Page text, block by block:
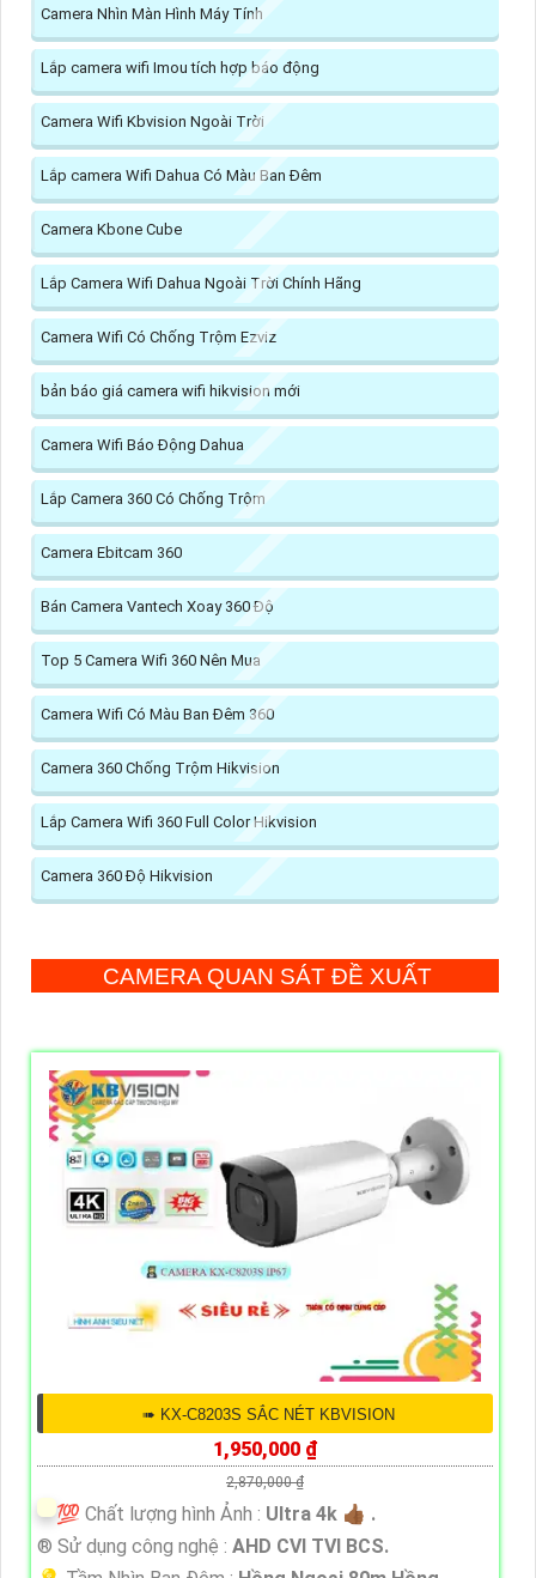
Camera Nhìn Màn Hình Máy Tính
Lắp camera wifi Imou tích hợp báo động
Camera Wifi Kbvision Ngoài Trời
Lắp camera Wifi Dahua Có Màu Ban Đêm
Camera Kbone Cube
Lắp Camera Wifi Dahua Ngoài Trời Chính Hãng
Camera Wifi Có Chống Trộm Ezviz
bản báo giá camera wifi hikvision mới
Camera Wifi Báo Động Dahua
Lắp Camera 360 Có Chống Trộm
Camera Ebitcam 360
Bán Camera Vantech Xoay 360 Độ
Top 5 Camera Wifi 360 Nên Mua
Camera Wifi Có Màu Ban Đêm 360
Camera 360 Chống Trộm Hikvision
Lắp Camera Wifi 360 Full Color Hikvision
Camera 360 Độ Hikvision
CAMERA QUAN SÁT ĐỀ XUẤT
➠ KX-C8203S SẮC NÉT KBVISION
1,950,000 ₫
2,870,000 ₫
💯 Chất lượng hình Ảnh : Ultra 4k 👍🏾 .
®️ Sử dụng công nghệ : AHD CVI TVI BCS.